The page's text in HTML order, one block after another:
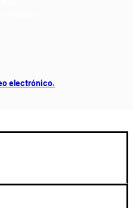
electrónico.